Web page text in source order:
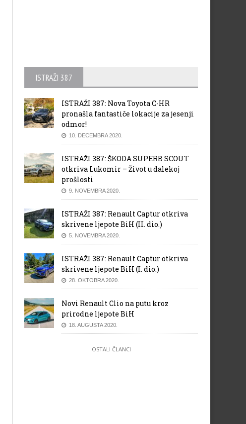
ISTRAŽI 387
ISTRAŽI 387: Nova Toyota C-HR
pronašla fantastiče lokacije za jesenji
odmor!
10. DECEMBRA 2020.
ISTRAŽI 387: ŠKODA SUPERB SCOUT
otkriva Lukomir – Život u dalekoj
prošlosti
9. NOVEMBRA 2020.
ISTRAŽI 387: Renault Captur otkriva
skrivene ljepote BiH (II. dio.)
5. NOVEMBRA 2020.
ISTRAŽI 387: Renault Captur otkriva
skrivene ljepote BiH (I. dio.)
28. OKTOBRA 2020.
Novi Renault Clio na putu kroz
prirodne ljepote BiH
18. AUGUSTA 2020.
OSTALI ČLANCI